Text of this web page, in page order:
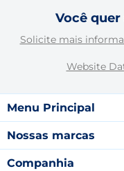
Você
Solicite mais
Website
Menu Principal
Nossas marcas
Companhia